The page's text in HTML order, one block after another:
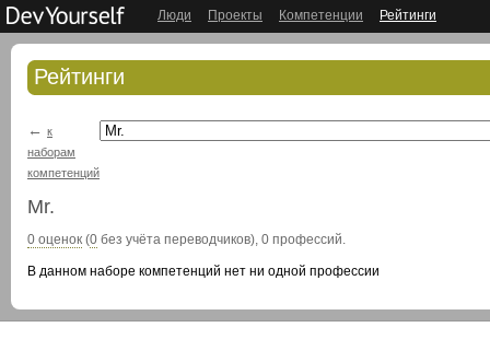
Люди Проекты Компетенции Рейтинги
Рейтинги
← к
наборам
компетенций
Mr.
0 оценок (0 без учёта переводчиков), 0 профессий.
В данном наборе компетенций нет ни одной профессии